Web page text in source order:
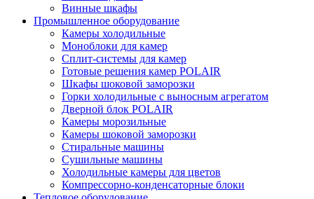
Винные шкафы
Промышленное оборудование
Камеры холодильные
Моноблоки для камер
Сплит-системы для камер
Готовые решения камер POLAIR
Шкафы шоковой заморозки
Горки холодильные с выносным агрегатом
Дверной блок POLAIR
Камеры морозильные
Камеры шоковой заморозки
Стиральные машины
Сушильные машины
Холодильные камеры для цветов
Компрессорно-конденсаторные блоки